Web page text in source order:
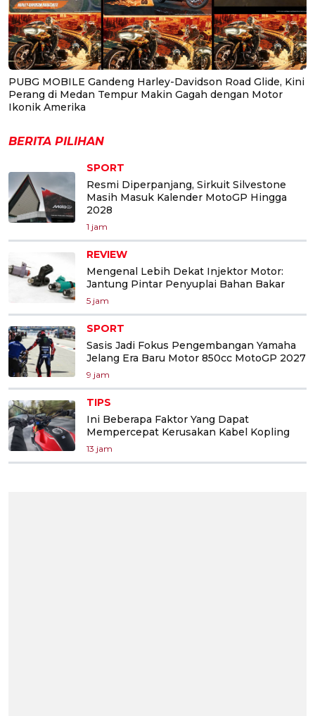
PUBG MOBILE Gandeng Harley-Davidson Road Glide, Kini
Perang di Medan Tempur Makin Gagah dengan Motor
Ikonik Amerika
BERITA PILIHAN
SPORT
Resmi Diperpanjang, Sirkuit Silvestone
Masih Masuk Kalender MotoGP Hingga
2028
1 jam
REVIEW
Mengenal Lebih Dekat Injektor Motor:
Jantung Pintar Penyuplai Bahan Bakar
5 jam
SPORT
Sasis Jadi Fokus Pengembangan Yamaha
Jelang Era Baru Motor 850cc MotoGP 2027
9 jam
TIPS
Ini Beberapa Faktor Yang Dapat
Mempercepat Kerusakan Kabel Kopling
13 jam